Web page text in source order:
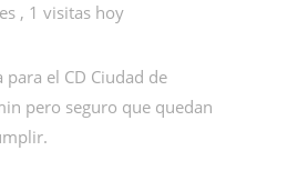
, 1 visitas hoy
para el CD Ciudad de
pero seguro que quedan